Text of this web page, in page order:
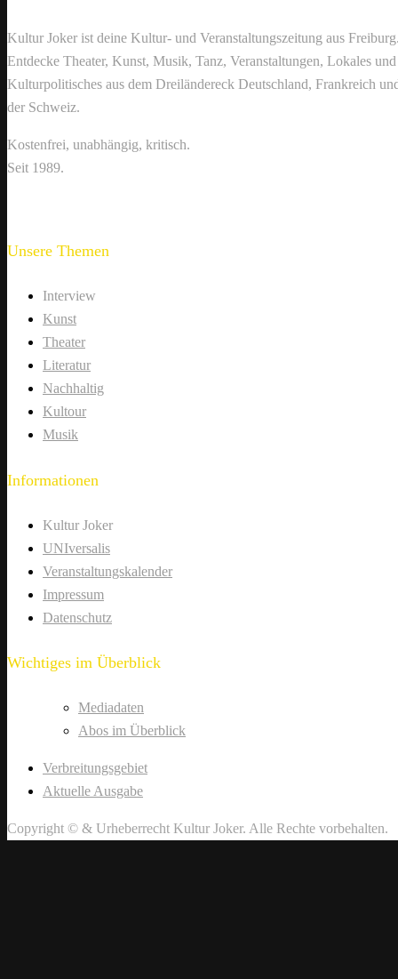
Kultur Joker ist deine Kultur- und Veranstaltungszeitung aus
Entdecke Theater, Kunst, Musik, Tanz, Veranstaltungen, Lokales und
Kulturpolitisches aus dem Dreiländereck Deutschland, Frankreich
der Schweiz.
Kostenfrei, unabhängig, kritisch.
Seit 1989.
Unsere Themen
Interview
Kunst
Theater
Literatur
Nachhaltig
Kultour
Musik
Informationen
Kultur Joker
UNIversalis
Veranstaltungskalender
Impressum
Datenschutz
Wichtiges im Überblick
Mediadaten
Abos im Überblick
Verbreitungsgebiet
Aktuelle Ausgabe
Copyright © & Urheberrecht Kultur Joker. Alle Rechte vorbehalten.